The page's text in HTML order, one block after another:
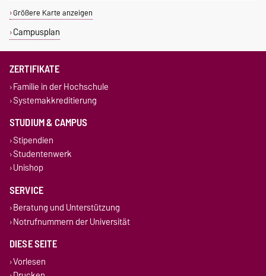
Größere Karte anzeigen
Campusplan
ZERTIFIKATE
Familie in der Hochschule
Systemakkreditierung
STUDIUM & CAMPUS
Stipendien
Studentenwerk
Unishop
SERVICE
Beratung und Unterstützung
Notrufnummern der Universität
DIESE SEITE
Vorlesen